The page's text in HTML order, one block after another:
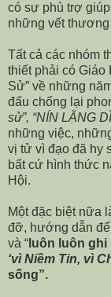
có sự phù trợ
những vết
Tất cả các nhóm
thiết phải có Giáo
Sử” về những
đấu chống lại
sử”, “NÍN LẶNG
những việc,
vị tử vì đạo đã hy
bất cứ hình thức
Hội.
Một đặc biệt nữa
đỡ, hướng dẫn
và “ luôn luôn
‘vì Niềm Tin, vì
sống”.